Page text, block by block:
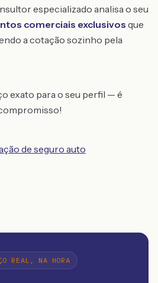
especializado analisa o seu
comerciais exclusivos que
a cotação sozinho pela
exato para o seu perfil — é
de seguro auto
REAL, NA HORA